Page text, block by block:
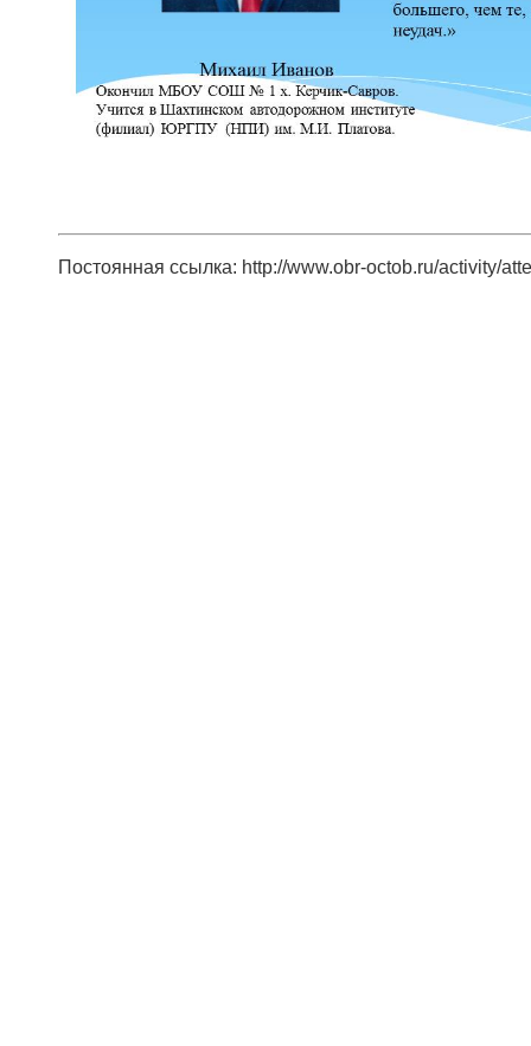
Постоянная ссылка: http://www.obr-octob.ru/activity/